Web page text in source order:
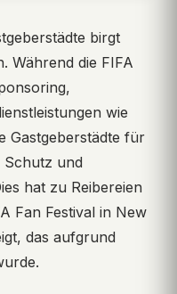
birgt
Während die FIFA
wie
Gastgeberstädte für
Schutz und
hat zu Reibereien
Fan Festival in New
das aufgrund